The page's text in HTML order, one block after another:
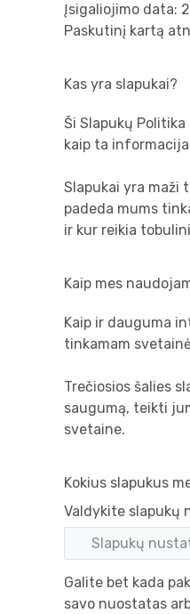
Įsigaliojimo data:
Paskutinį kartą
Kas yra slapukai?
Ši Slapukų
kaip ta
Slapukai yra maži
padeda mums
ir kur reikia
Kaip mes
Kaip ir dauguma
tinkamam
Trečiosios šalies
saugumą, teikti
svetaine.
Kokius slapukus
Valdykite slapukų
Slapukų
Galite bet kada
savo nuostatas